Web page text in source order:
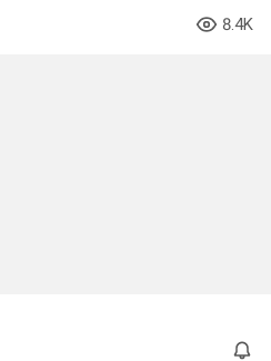
8.4K